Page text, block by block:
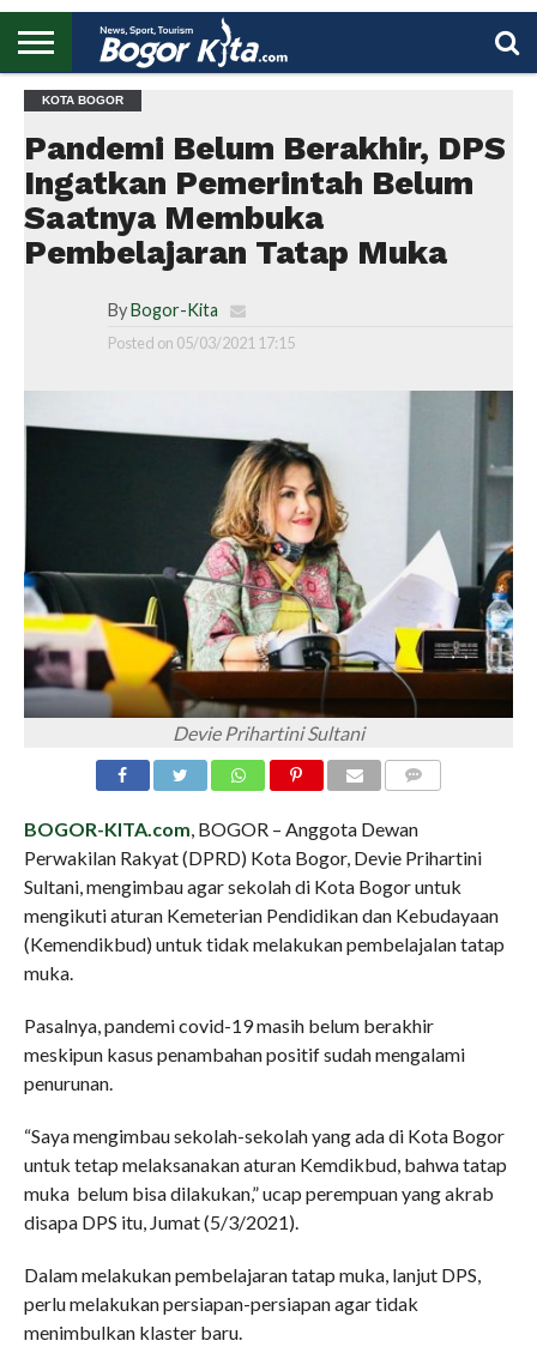
BOGOR
REGIONAL
NASIONAL
PENDIDIKAN
WISATA
OLAHRAGA
LAPORAN
PROFIL
KOTA BOGOR
Pandemi Belum Berakhir, DPS
Ingatkan Pemerintah Belum
Saatnya Membuka
Pembelajaran Tatap Muka
By Bogor-Kita
Posted on 05/03/2021 17:15
Devie Prihartini Sultani
BOGOR-KITA.com , BOGOR – Anggota Dewan
Perwakilan Rakyat (DPRD) Kota Bogor, Devie Prihartini
Sultani, mengimbau agar sekolah di Kota Bogor untuk
mengikuti aturan Kemeterian Pendidikan dan Kebudayaan
(Kemendikbud) untuk tidak melakukan pembelajalan tatap
muka.
Pasalnya, pandemi covid-19 masih belum berakhir
meskipun kasus penambahan positif sudah mengalami
penurunan.
“Saya mengimbau sekolah-sekolah yang ada di Kota Bogor
untuk tetap melaksanakan aturan Kemdikbud, bahwa tatap
muka belum bisa dilakukan,” ucap perempuan yang akrab
disapa DPS itu, Jumat (5/3/2021).
Dalam melakukan pembelajaran tatap muka, lanjut DPS,
perlu melakukan persiapan-persiapan agar tidak
menimbulkan klaster baru.